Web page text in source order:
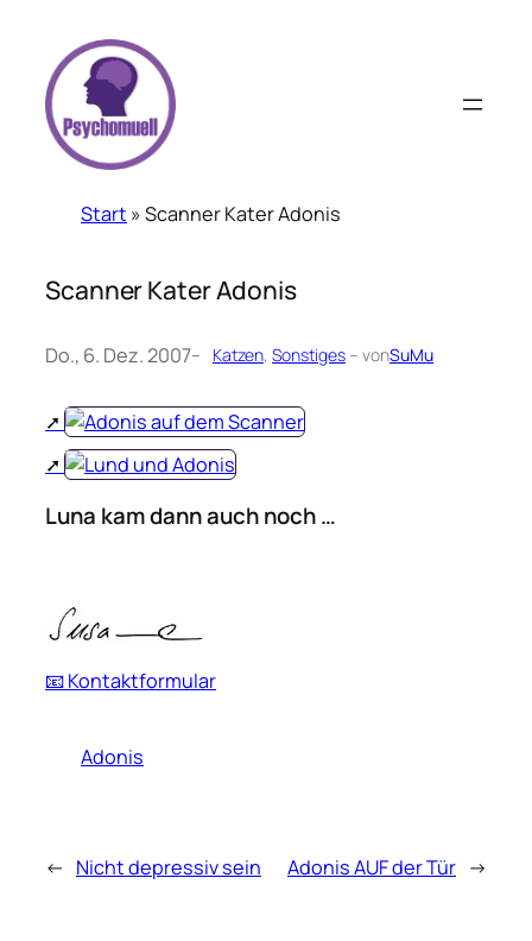
springen
Start »Scanner Kater Adonis
Scanner Kater Adonis
Do., 6. Dez. 2007– Katzen, Sonstiges – vonSuMu
Luna kam dann auch noch …
📧 Kontaktformular
Adonis
← Nicht depressiv sein Adonis AUF der Tür →